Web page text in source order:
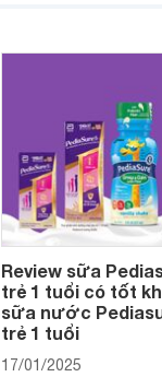
cùng Websosanh.vn
Review sữa
trẻ 1 tuổi có tốt
sữa nước
trẻ 1 tuổi
17/01/2025